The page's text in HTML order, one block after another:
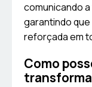
comunicando
garantindo que
reforçada em
Como